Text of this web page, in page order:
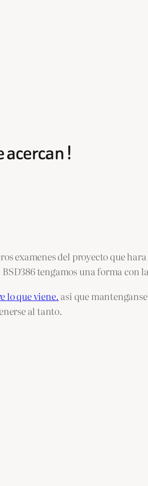
!
examenes del proyecto que
tengamos una forma con
lo que viene. asi que
al tanto.